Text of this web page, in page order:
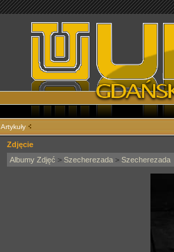
Artykuły
Zdjęcie
Albumy Zdjęć > Szecherezada > Szecherezada